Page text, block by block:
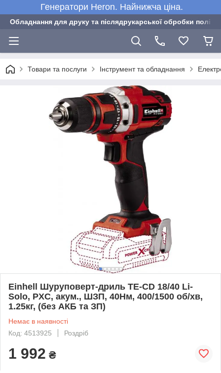
Генератори Heron. Найнижча ціна.
Обладнання для друку та післядрукарської обробки
Товари та послуги Інструмент та обладнання
Einhell Шуруповерт-дриль TE-CD 18/40 Li-
Solo, PXC, акум., ШЗП, 40Нм, 400/1500 об/хв,
1.25кг, (без АКБ та ЗП)
Немає в наявності
Код: 4513925
Роздріб
1 992 ₴